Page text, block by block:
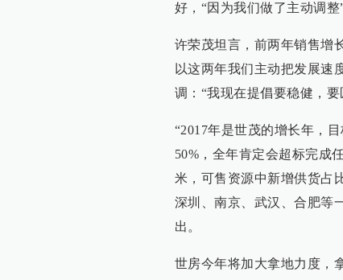
好，“因为我们做了主动调整”
许荣茂坦言，前两年销售增
以这两年我们主动把发展速
调：“我现在提倡要稳健，
“2017年是世茂的增长年，
50%，全年肯定会超标完成
米，可售资源中新增供货占
深圳、南京、武汉、合肥等
出。
世房今年将加大拿地力度，